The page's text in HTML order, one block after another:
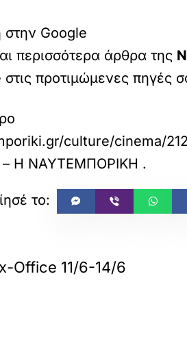
Google
περισσότερα άρθρα της
προτιμώμενες πηγές
culture/cinema/
– Η ΝΑΥΤΕΜΠΟΡΙΚΗ .
Office 11/6-14/6